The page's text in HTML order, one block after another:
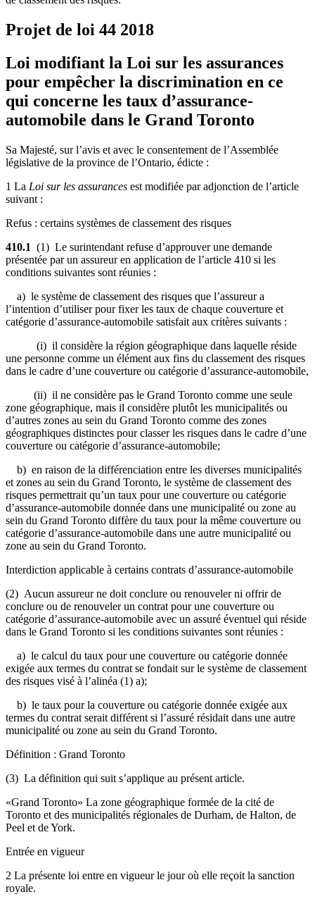
Projet de loi 44 2018
Loi modifiant la Loi sur les assurances
pour empêcher la discrimination en ce
qui concerne les taux d’assurance-
automobile dans le Grand Toronto
Sa Majesté, sur l’avis et avec le consentement de l’Assemblée
législative de la province de l’Ontario, édicte :
1 La Loi sur les assurances est modifiée par adjonction de l’article
suivant :
Refus : certains systèmes de classement des risques
410.1 (1) Le surintendant refuse d’approuver une demande
présentée par un assureur en application de l’article 410 si les
conditions suivantes sont réunies :
a) le système de classement des risques que l’assureur a
l’intention d’utiliser pour fixer les taux de chaque couverture et
catégorie d’assurance-automobile satisfait aux critères suivants :
(i) il considère la région géographique dans laquelle réside
une personne comme un élément aux fins du classement des risques
dans le cadre d’une couverture ou catégorie d’assurance-automobile,
(ii) il ne considère pas le Grand Toronto comme une seule
zone géographique, mais il considère plutôt les municipalités ou
d’autres zones au sein du Grand Toronto comme des zones
géographiques distinctes pour classer les risques dans le cadre d’une
couverture ou catégorie d’assurance-automobile;
b) en raison de la différenciation entre les diverses municipalités
et zones au sein du Grand Toronto, le système de classement des
risques permettrait qu’un taux pour une couverture ou catégorie
d’assurance-automobile donnée dans une municipalité ou zone au
sein du Grand Toronto diffère du taux pour la même couverture ou
catégorie d’assurance-automobile dans une autre municipalité ou
zone au sein du Grand Toronto.
Interdiction applicable à certains contrats d’assurance-automobile
(2) Aucun assureur ne doit conclure ou renouveler ni offrir de
conclure ou de renouveler un contrat pour une couverture ou
catégorie d’assurance-automobile avec un assuré éventuel qui réside
dans le Grand Toronto si les conditions suivantes sont réunies :
a) le calcul du taux pour une couverture ou catégorie donnée
exigée aux termes du contrat se fondait sur le système de classement
des risques visé à l’alinéa (1) a);
b) le taux pour la couverture ou catégorie donnée exigée aux
termes du contrat serait différent si l’assuré résidait dans une autre
municipalité ou zone au sein du Grand Toronto.
Définition : Grand Toronto
(3) La définition qui suit s’applique au présent article.
«Grand Toronto» La zone géographique formée de la cité de
Toronto et des municipalités régionales de Durham, de Halton, de
Peel et de York.
Entrée en vigueur
2 La présente loi entre en vigueur le jour où elle reçoit la sanction
royale.